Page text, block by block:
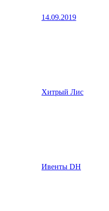
14.09.2019
Хитрый Лис
Ивенты DH